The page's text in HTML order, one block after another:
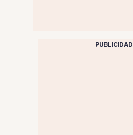
PUBLICIDAD